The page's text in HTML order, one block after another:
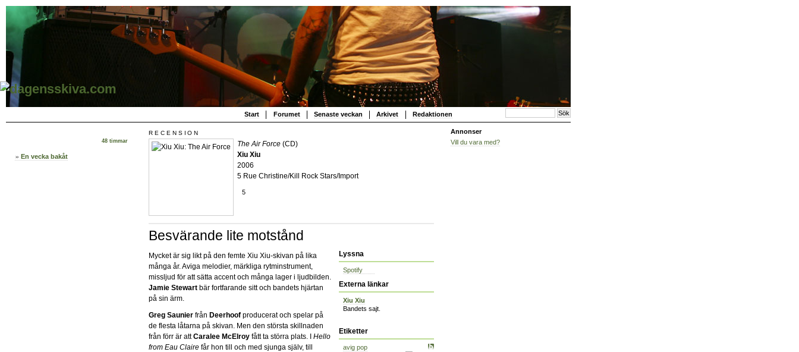
Start Forumet Senaste veckan Arkivet Redaktionen
48 timmar
En vecka bakåt
RECENSION
The Air Force (CD)
Xiu Xiu
2006
5 Rue Christine/Kill Rock Stars/Import
5
Besvärande lite motstånd
Lyssna
Spotify
Externa länkar
Xiu Xiu
Bandets sajt.
Etiketter
avig pop
Mycket är sig likt på den femte Xiu Xiu-skivan på lika
många år. Aviga melodier, märkliga rytminstrument,
missljud för att sätta accent och många lager i ljudbilden.
Jamie Stewart bär fortfarande sitt och bandets hjärtan
på sin ärm.
Greg Saunier från Deerhoof producerat och spelar på
de flesta låtarna på skivan. Men den största skillnaden
från förr är attCaralee McElroy fått ta störra plats. I Hello
from Eau Claire får hon till och med sjunga själv, till
Annonser
Vill du vara med?